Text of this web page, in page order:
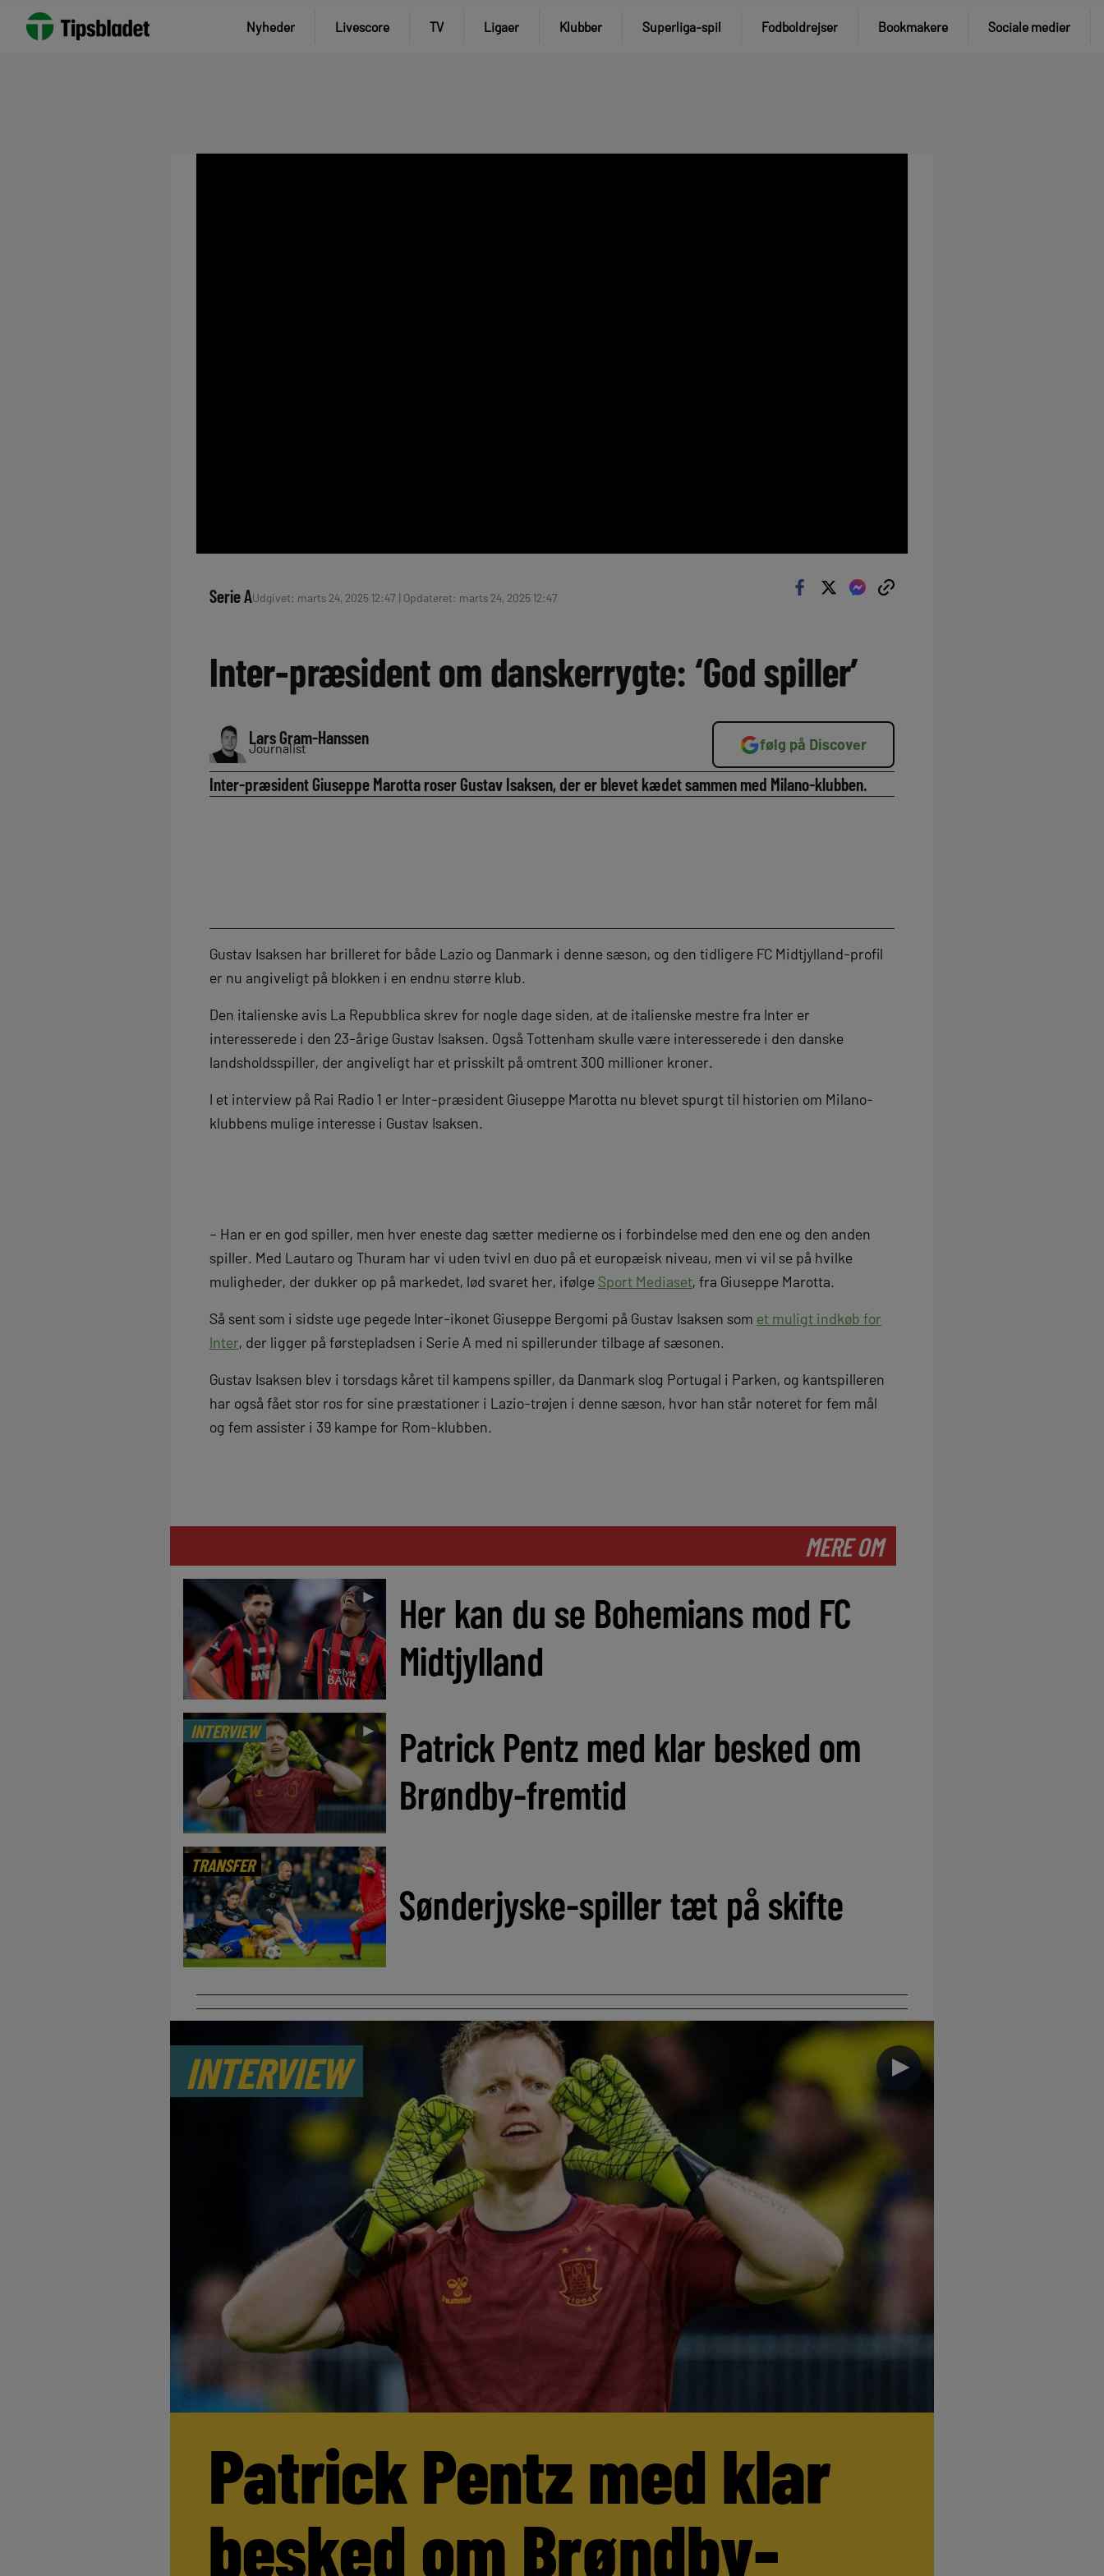
Nyheder Livescore TV Ligaer Klubber Superliga-spil Fodboldrejser Bookmakere Sociale medier
Serie AUdgivet: marts 24, 2025 12:47 | Opdateret: marts 24, 2025 12:47
Inter-præsident om danskerrygte: ‘God spiller’
Lars Gram-Hanssen
Journalist følg på Discover
Inter-præsident Giuseppe Marotta roser Gustav Isaksen, der er blevet kædet sammen med Milano-klubben.
Gustav Isaksen har brilleret for både Lazio og Danmark i denne sæson, og den tidligere FC Midtjylland-profil
er nu angiveligt på blokken i en endnu større klub.
Den italienske avis La Repubblica skrev for nogle dage siden, at de italienske mestre fra Inter er
interesserede i den 23-årige Gustav Isaksen. Også Tottenham skulle være interesserede i den danske
landsholdsspiller, der angiveligt har et prisskilt på omtrent 300 millioner kroner.
I et interview på Rai Radio 1 er Inter-præsident Giuseppe Marotta nu blevet spurgt til historien om Milano-
klubbens mulige interesse i Gustav Isaksen.
– Han er en god spiller, men hver eneste dag sætter medierne os i forbindelse med den ene og den anden
spiller. Med Lautaro og Thuram har vi uden tvivl en duo på et europæisk niveau, men vi vil se på hvilke
muligheder, der dukker op på markedet, lød svaret her, ifølgeSport Mediaset, fra Giuseppe Marotta.
Så sent som i sidste uge pegede Inter-ikonet Giuseppe Bergomi på Gustav Isaksen som et muligt indkøb for
Inter, der ligger på førstepladsen i Serie A med ni spillerunder tilbage af sæsonen.
Gustav Isaksen blev i torsdags kåret til kampens spiller, da Danmark slog Portugal i Parken, og kantspilleren
har også fået stor ros for sine præstationer i Lazio-trøjen i denne sæson, hvor han står noteret for fem mål
og fem assister i 39 kampe for Rom-klubben.
MERE OM
►
Her kan du se Bohemians mod FC
Midtjylland
INTERVIEW ►
Patrick Pentz med klar besked om
Brøndby-fremtid
TRANSFER
Sønderjyske-spiller tæt på skifte
INTERVIEW ►
Patrick Pentz med klar
besked om Brøndby-